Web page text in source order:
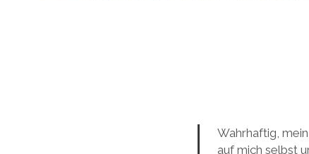
Wahrhaftig,
auf mich selbst